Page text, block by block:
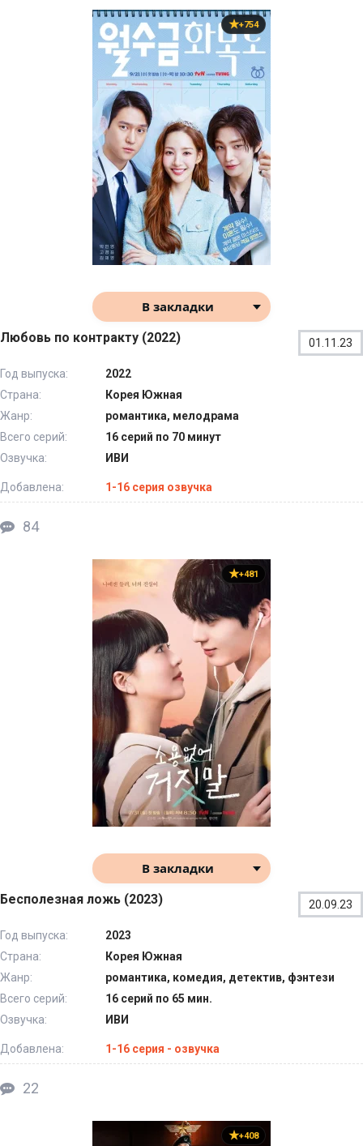
+754
В закладки
Любовь по контракту (2022) 01.11.23
Год выпуска:
2022
Страна:
Корея Южная
Жанр:
романтика, мелодрама
Всего серий:
16 серий по 70 минут
Озвучка:
ИВИ
Добавлена: 1-16 серия озвучка
84
+481
В закладки
Бесполезная ложь (2023) 20.09.23
Год выпуска:
2023
Страна:
Корея Южная
Жанр:
романтика, комедия, детектив, фэнтези
Всего серий:
16 серий по 65 мин.
Озвучка:
ИВИ
Добавлена: 1-16 серия - озвучка
22
+408